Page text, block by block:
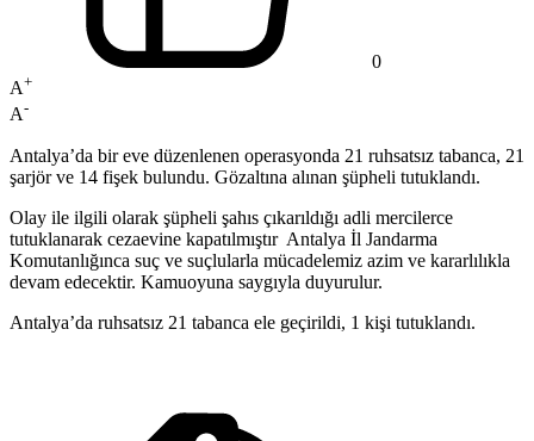
0
A+
A-
Antalya’da bir eve düzenlenen operasyonda 21 ruhsatsız tabanca, 21
şarjör ve 14 fişek bulundu. Gözaltına alınan şüpheli tutuklandı.
Olay ile ilgili olarak şüpheli şahıs çıkarıldığı adli mercilerce
tutuklanarak cezaevine kapatılmıştır Antalya İl Jandarma
Komutanlığınca suç ve suçlularla mücadelemiz azim ve kararlılıkla
devam edecektir. Kamuoyuna saygıyla duyurulur.
Antalya’da ruhsatsız 21 tabanca ele geçirildi, 1 kişi tutuklandı.